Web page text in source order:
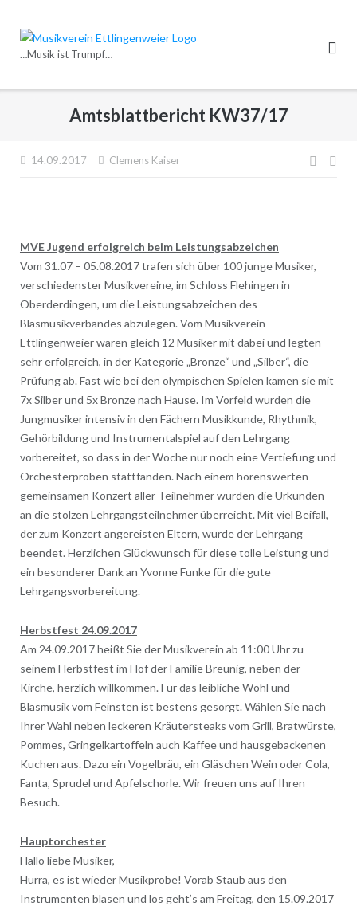
…Musik ist Trumpf…
Amtsblattbericht KW37/17
14.09.2017 Clemens Kaiser
MVE Jugend erfolgreich beim Leistungsabzeichen
Vom 31.07 – 05.08.2017 trafen sich über 100 junge Musiker,
verschiedenster Musikvereine, im Schloss Flehingen in
Oberderdingen, um die Leistungsabzeichen des
Blasmusikverbandes abzulegen. Vom Musikverein
Ettlingenweier waren gleich 12 Musiker mit dabei und legten
sehr erfolgreich, in der Kategorie „Bronze“ und „Silber“, die
Prüfung ab. Fast wie bei den olympischen Spielen kamen sie mit
7x Silber und 5x Bronze nach Hause. Im Vorfeld wurden die
Jungmusiker intensiv in den Fächern Musikkunde, Rhythmik,
Gehörbildung und Instrumentalspiel auf den Lehrgang
vorbereitet, so dass in der Woche nur noch eine Vertiefung und
Orchesterproben stattfanden. Nach einem hörenswerten
gemeinsamen Konzert aller Teilnehmer wurden die Urkunden
an die stolzen Lehrgangsteilnehmer überreicht. Mit viel Beifall,
der zum Konzert angereisten Eltern, wurde der Lehrgang
beendet. Herzlichen Glückwunsch für diese tolle Leistung und
ein besonderer Dank an Yvonne Funke für die gute
Lehrgangsvorbereitung.
Herbstfest 24.09.2017
Am 24.09.2017 heißt Sie der Musikverein ab 11:00 Uhr zu
seinem Herbstfest im Hof der Familie Breunig, neben der
Kirche, herzlich willkommen. Für das leibliche Wohl und
Blasmusik vom Feinsten ist bestens gesorgt. Wählen Sie nach
Ihrer Wahl neben leckeren Kräutersteaks vom Grill, Bratwürste,
Pommes, Gringelkartoffeln auch Kaffee und hausgebackenen
Kuchen aus. Dazu ein Vogelbräu, ein Gläschen Wein oder Cola,
Fanta, Sprudel und Apfelschorle. Wir freuen uns auf Ihren
Besuch.
Hauptorchester
Hallo liebe Musiker,
Hurra, es ist wieder Musikprobe! Vorab Staub aus den
Instrumenten blasen und los geht’s am Freitag, den 15.09.2017